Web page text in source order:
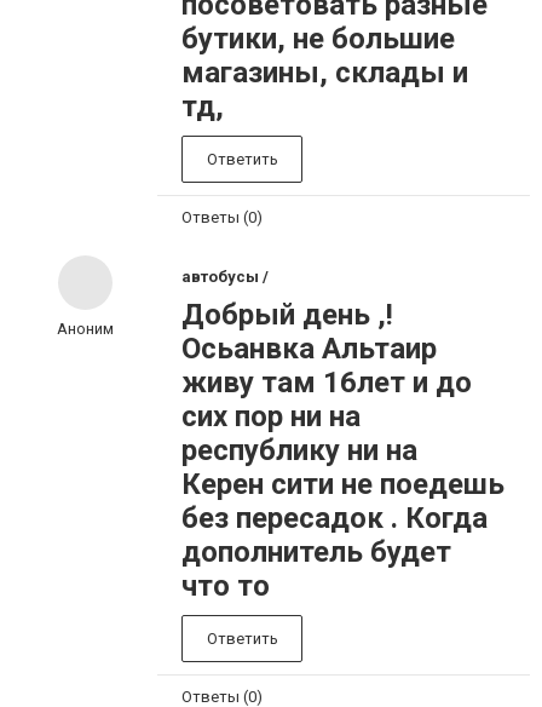
бутики, не большие
магазины, склады и
тд,
Ответить
Ответы (0)
Аноним
автобусы /
Добрый день ,!
Oсьанвка Альтаир
живу там 16лет и до
сих пор ни на
республику ни на
Керен сити не поедешь
без пересадок . Когда
дополнитель будет
что то
Ответить
Ответы (0)